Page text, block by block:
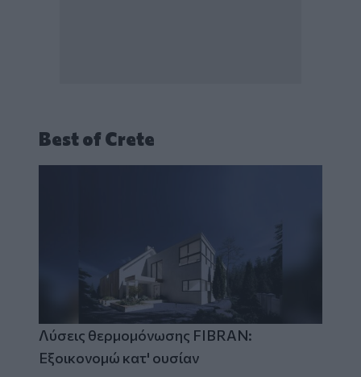
Best of Crete
Λύσεις θερμομόνωσης FIBRAN:
Εξοικονομώ κατ' ουσίαν